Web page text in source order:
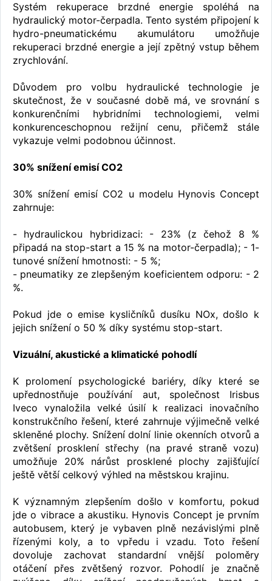
Systém rekuperace brzdné energie spoléhá na
hydraulický motor-čerpadla. Tento systém připojení k
hydro-pneumatickému akumulátoru umožňuje
rekuperaci brzdné energie a její zpětný vstup během
zrychlování.
Důvodem pro volbu hydraulické technologie je
skutečnost, že v současné době má, ve srovnání s
konkurenčními hybridními technologiemi, velmi
konkurenceschopnou režijní cenu, přičemž stále
vykazuje velmi podobnou účinnost.
30% snížení emisí CO2
30% snížení emisí CO2 u modelu Hynovis Concept
zahrnuje:
- hydraulickou hybridizaci: - 23% (z čehož 8 %
připadá na stop-start a 15 % na motor-čerpadla); - 1-
tunové snížení hmotnosti: - 5 %;
- pneumatiky ze zlepšeným koeficientem odporu: - 2
%.
Pokud jde o emise kysličníků dusíku NOx, došlo k
jejich snížení o 50 % díky systému stop-start.
Vizuální, akustické a klimatické pohodlí
K prolomení psychologické bariéry, díky které se
upřednostňuje používání aut, společnost Irisbus
Iveco vynaložila velké úsilí k realizaci inovačního
konstrukčního řešení, které zahrnuje výjimečně velké
skleněné plochy. Snížení dolní linie okenních otvorů a
zvětšení prosklení střechy (na pravé straně vozu)
umožňuje 20% nárůst prosklené plochy zajišťující
ještě větší celkový výhled na městskou krajinu.
K významným zlepšením došlo v komfortu, pokud
jde o vibrace a akustiku. Hynovis Concept je prvním
autobusem, který je vybaven plně nezávislými plně
řízenými koly, a to vpředu i vzadu. Toto řešení
dovoluje zachovat standardní vnější poloměry
otáčení přes zvětšený rozvor. Pohodlí je značně